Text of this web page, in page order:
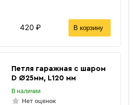
420 ₽ В корзину
Петля гаражная с шаром
D Ø25мм, L120 мм
В наличии
Нет оценок